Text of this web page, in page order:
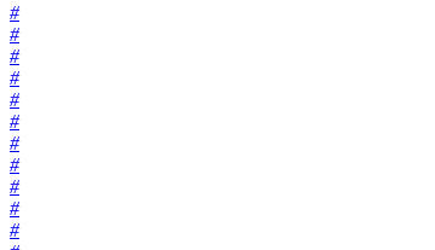
#
#
#
#
#
#
#
#
#
#
#